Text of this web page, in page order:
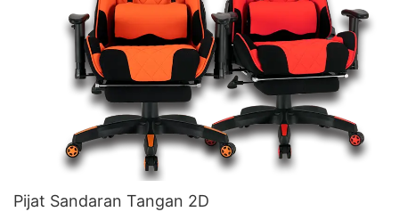
Pijat Sandaran Tangan 2D